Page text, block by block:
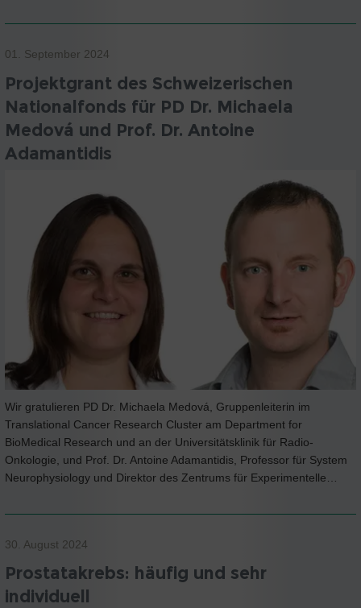
01. September 2024
Projektgrant des Schweizerischen
Nationalfonds für PD Dr. Michaela
Medová und Prof. Dr. Antoine
Adamantidis
Wir gratulieren PD Dr. Michaela Medová, Gruppenleiterin im
Translational Cancer Research Cluster am Department for
BioMedical Research und an der Universitätsklinik für Radio-
Onkologie, und Prof. Dr. Antoine Adamantidis, Professor für System
Neurophysiology und Direktor des Zentrums für Experimentelle…
30. August 2024
Prostatakrebs: häufig und sehr
individuell